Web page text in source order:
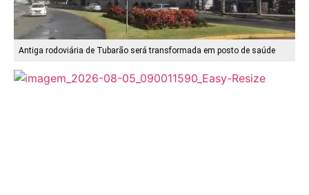
Antiga rodoviária de Tubarão será transformada em posto de saúde